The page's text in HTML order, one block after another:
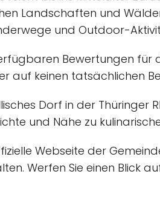
Landschaften und
und Outdoor-
Bewertungen für
auf keinen tatsächlichen
Dorf in der
und Nähe zu
Webseite der
Werfen Sie einen Blick